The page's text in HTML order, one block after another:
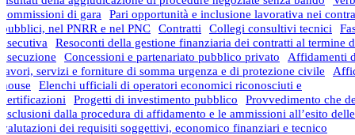
commissioni di gara
Pari opportunità e inclusione lavorativa nei
pubblici, nel PNRR e nel PNC
Contratti Collegi consultivi tecnici
esecutiva
Resoconti della gestione finanziaria dei contratti al termine
esecuzione
Concessioni e partenariato pubblico privato
Affidamenti
lavori, servizi e forniture di somma urgenza e di protezione civile
house
Elenchi ufficiali di operatori economici riconosciuti e
certificazioni
Progetti di investimento pubblico
Provvedimento che
esclusioni dalla procedura di affidamento e le ammissioni all’esito delle
valutazioni dei requisiti soggettivi, economico finanziari e tecnico